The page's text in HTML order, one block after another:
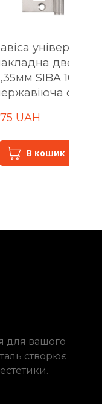
дверна
SIBA 100
сталь
UAH
В кошик
для вашого
створює